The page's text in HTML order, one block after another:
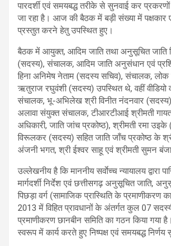
पारदर्शी एवं समयबद्ध तरीके से सुनवाई कर प्रकरणों
जा रहा है। आज की बैठक में बड़ी संख्या में पक्षकार
प्रस्तुत करने हेतु उपस्थित हुए।
बैठक में आयुक्त, आदिम जाति तथा अनुसूचित जाति
(सदस्य), संचालक, आदिम जाति अनुसंधान एवं
हिना अनिमेष नेताम (सदस्य सचिव), संचालक, लोक
ऋतुराज रघुवंशी (सदस्य) उपस्थित थे, वहीं वीडियो
संचालक, भू-अभिलेख श्री विनीत नंदनवार
अलावा संयुक्त संचालक, टीआरटीआई श्रीमती
अधिकारी, जाति जांच प्रकोष्ठ), श्रीमती रमा
विरूलकर (सदस्य) सहित जाति जाँच प्रकोष्ठ के
अंजनी भगत, श्री ईश्वर साहू एवं श्रीमती सुमन
उल्लेखनीय है कि माननीय सर्वाेच्च न्यायालय द्वारा
मार्गदर्शी निर्देश एवं छत्तीसगढ़ अनुसूचित जाति,
पिछड़ा वर्ग (सामाजिक प्रास्थिति के प्रमाणीकरण
2013 में विहित प्रावधानों के अंतर्गत कुल 07
प्रमाणीकरण छानबीन समिति का गठन किया गया है।
स्वरूप में कार्य करते हुए निष्पक्ष एवं समयबद्ध निर्णय